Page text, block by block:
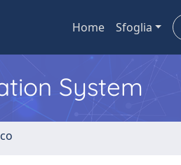
Home Sfoglia
System